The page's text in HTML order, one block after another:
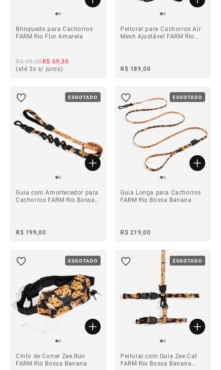
Brinquedo para Cachorros
FARM Rio Flor Amarela
R$ 99,00R$ 69,30
(até 3x s/ juros)
Peitoral para Cachorros Air
Mesh Ajustável FARM Rio
R$ 189,00
ESGOTADO
Guia com Amortecedor para
Cachorros FARM Rio Bossa
R$ 199,00
ESGOTADO
Guia Longa para Cachorros
FARM Rio Bossa Banana
R$ 219,00
ESGOTADO
Cinto de Correr Zee.Run
FARM Rio Bossa Banana
ESGOTADO
Peitoral com Guia Zee.Cat
FARM Rio Bossa Banana